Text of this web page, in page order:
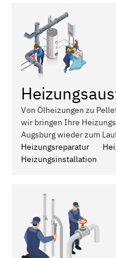
Von Ölheizungen zu
wir bringen Ihre
Augsburg wieder zum
Heizungsreparatur
Heizungsinstallation